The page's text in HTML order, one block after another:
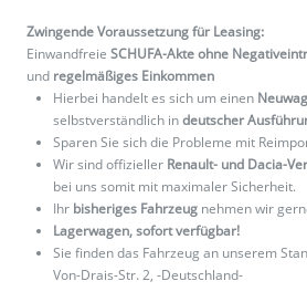
Zwingende Voraussetzung für Leasing:
Einwandfreie SCHUFA-Akte ohne
und regelmäßiges Einkommen
Hierbei handelt es sich um einen
selbstverständlich indeutscher
Sparen Sie sich die Probleme mit
Wir sind offizieller Renault- und Dacia-
bei uns somit mit maximaler Sicherheit.
Ihr bisheriges Fahrzeug nehmen wir
Lagerwagen, sofort verfügbar!
Sie finden das Fahrzeug an unserem
Von-Drais-Str. 2, -Deutschland-